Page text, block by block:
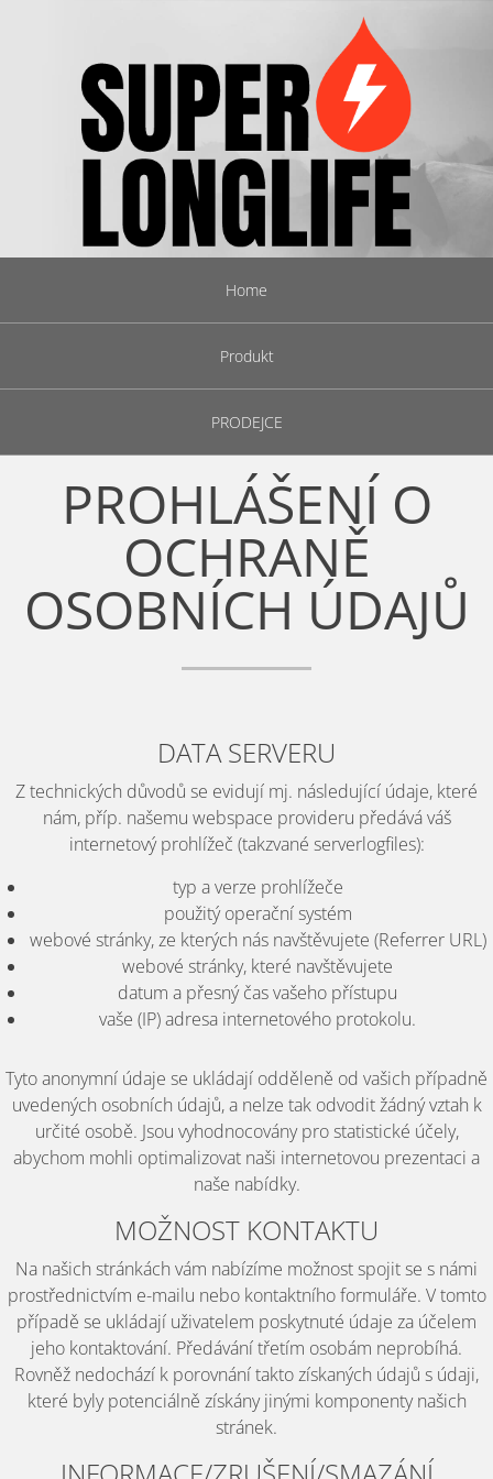
Home
Produkt
PRODEJCE
PROHLÁŠENÍ O
OCHRANĚ
OSOBNÍCH ÚDAJŮ
DATA SERVERU
Z technických důvodů se evidují mj. následující údaje, které
nám, příp. našemu webspace provideru předává váš
internetový prohlížeč (takzvané serverlogfiles):
typ a verze prohlížeče
použitý operační systém
webové stránky, ze kterých nás navštěvujete (Referrer URL)
webové stránky, které navštěvujete
datum a přesný čas vašeho přístupu
vaše (IP) adresa internetového protokolu.
Tyto anonymní údaje se ukládají odděleně od vašich případně
uvedených osobních údajů, a nelze tak odvodit žádný vztah k
určité osobě. Jsou vyhodnocovány pro statistické účely,
abychom mohli optimalizovat naši internetovou prezentaci a
naše nabídky.
MOŽNOST KONTAKTU
Na našich stránkách vám nabízíme možnost spojit se s námi
prostřednictvím e-mailu nebo kontaktního formuláře. V tomto
případě se ukládají uživatelem poskytnuté údaje za účelem
jeho kontaktování. Předávání třetím osobám neprobíhá.
Rovněž nedochází k porovnání takto získaných údajů s údaji,
které byly potenciálně získány jinými komponenty našich
stránek.